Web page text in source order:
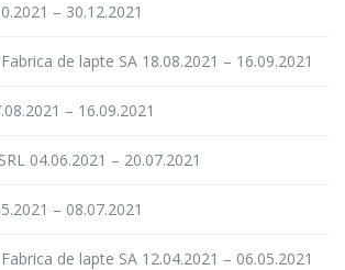
– 30.12.2021
de lapte SA 18.08.2021 – 16.09.2021
– 16.09.2021
04.06.2021 – 20.07.2021
– 08.07.2021
de lapte SA 12.04.2021 – 06.05.2021